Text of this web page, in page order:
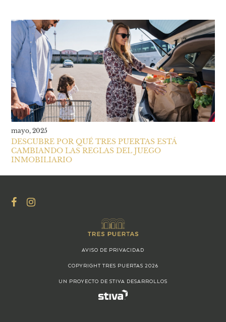
mayo, 2025
DESCUBRE POR QUÉ TRES PUERTAS ESTÁ
CAMBIANDO LAS REGLAS DEL JUEGO
INMOBILIARIO
AVISO DE PRIVACIDAD
COPYRIGHT TRES PUERTAS 2026
UN PROYECTO DE STIVA DESARROLLOS